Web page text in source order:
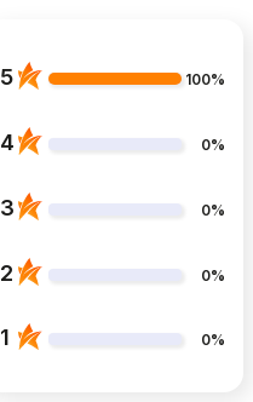
5 100%
4 0%
3 0%
2 0%
1 0%